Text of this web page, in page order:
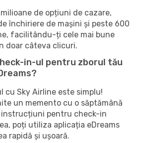
de opțiuni de cazare,
închiriere de mașini și peste 600
facilitându-ți cele mai bune
doar câteva clicuri.
in-ul pentru zborul tău
cu Sky Airline este simplu!
un memento cu o săptămână
pentru check-in
poți utiliza aplicația eDreams
rapidă și ușoară.